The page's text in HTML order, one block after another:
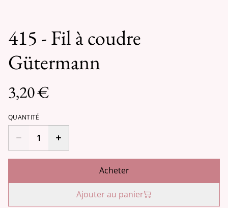
415 - Fil à coudre
Gütermann
3,20 €
QUANTITÉ
Acheter
Ajouter au panier